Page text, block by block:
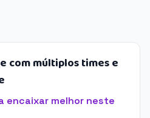
com múltiplos times e
encaixar melhor neste